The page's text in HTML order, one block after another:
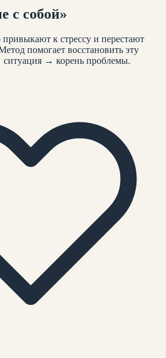
с собой»
привыкают к стрессу и перестают
помогает восстановить эту
→ корень проблемы.